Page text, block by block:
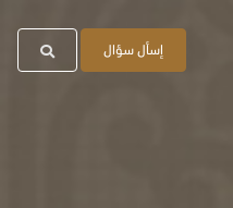
إسأل سؤال